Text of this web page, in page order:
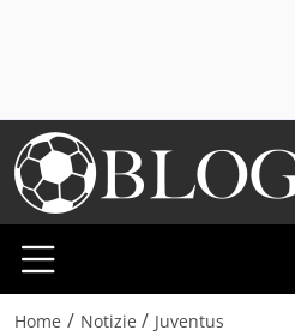
Home / Notizie / Juventus